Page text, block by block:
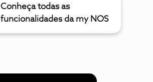
Conheça todas as
funcionalidades da my NOS